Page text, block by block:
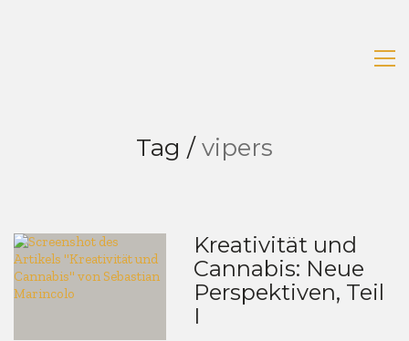
Tag /vipers
Kreativität und
Cannabis: Neue
Perspektiven, Teil
I